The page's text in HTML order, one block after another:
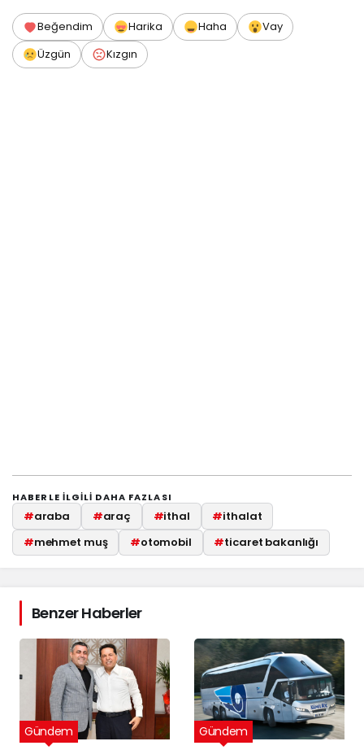
Beğendim Harika Haha
Vay
Üzgün
Kızgın
HABERLE ILGILI DAHA FAZLASI
#araba #araç #ithal #ithalat
#mehmet muş #otomobil #ticaret bakanlığı
Benzer Haberler
Gündem Gündem